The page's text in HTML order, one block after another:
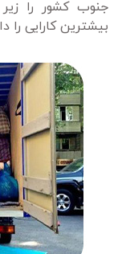
جنوب کشور را
بیشترین کارایی را